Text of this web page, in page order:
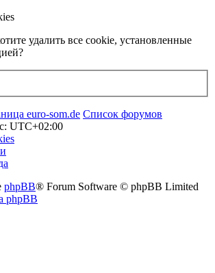
удалить все cookie, установленные
euro-som.de Список форумов
UTC+02:00
phpBB® Forum Software © phpBB Limited
phpBB